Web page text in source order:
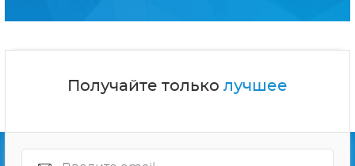
Получайте только лучшее